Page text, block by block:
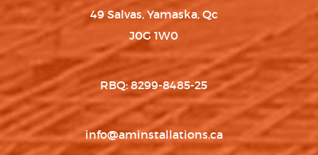
49 Salvas, Yamaska, Qc
J0G 1W0
RBQ: 8299-8485-25
info@aminstallations.ca